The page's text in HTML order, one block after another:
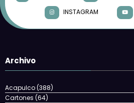
INSTAGRAM
Archivo
Acapulco(388)
Cartones (64)